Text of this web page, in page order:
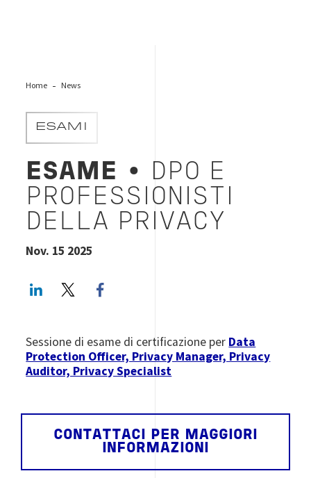
Home News
ESAMI
ESAME
• DPO E
PROFESSIONISTI
DELLA PRIVACY
Nov. 15 2025
LinkedInTwitter
Sessione di esame di certificazione per Data
Protection Officer, Privacy Manager, Privacy
Auditor, Privacy Specialist
CONTATTACI PER MAGGIORI
INFORMAZIONI